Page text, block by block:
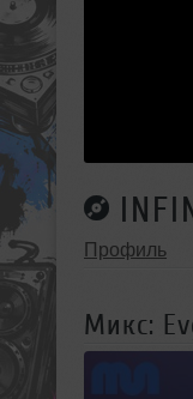
Профиль
Микс: